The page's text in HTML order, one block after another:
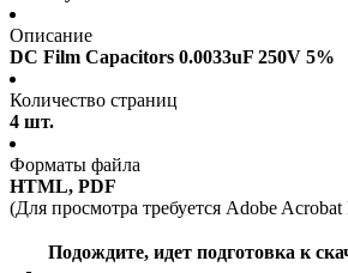
Описание
DC Film Capacitors 0.0033uF 250V 5%
Количество страниц
4 шт.
Форматы файла
HTML, PDF
(Для просмотра требуется Adobe Acrobat
Подождите, идет подготовка к